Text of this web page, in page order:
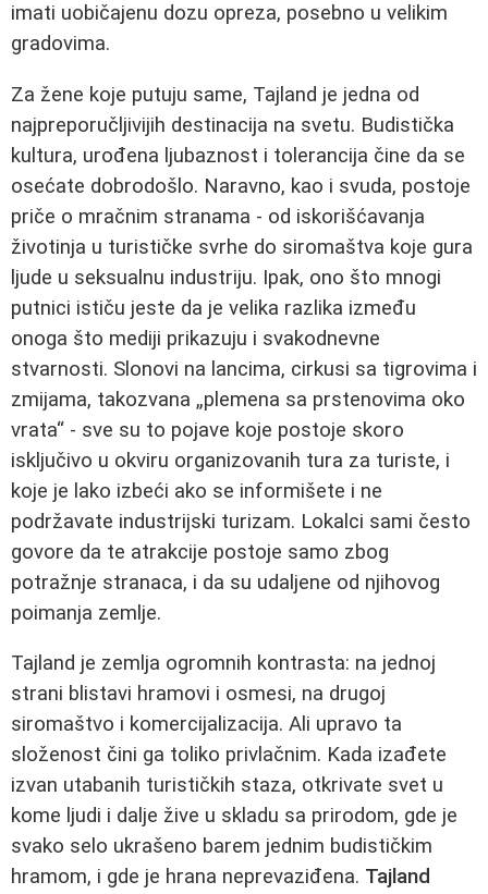
imati uobičajenu dozu opreza, posebno u velikim
gradovima.
Za žene koje putuju same, Tajland je jedna od
najpreporučljivijih destinacija na svetu. Budistička
kultura, urođena ljubaznost i tolerancija čine da se
osećate dobrodošlo. Naravno, kao i svuda, postoje
priče o mračnim stranama - od iskorišćavanja
životinja u turističke svrhe do siromaštva koje gura
ljude u seksualnu industriju. Ipak, ono što mnogi
putnici ističu jeste da je velika razlika između
onoga što mediji prikazuju i svakodnevne
stvarnosti. Slonovi na lancima, cirkusi sa tigrovima i
zmijama, takozvana „plemena sa prstenovima oko
vrata“ - sve su to pojave koje postoje skoro
isključivo u okviru organizovanih tura za turiste, i
koje je lako izbeći ako se informišete i ne
podržavate industrijski turizam. Lokalci sami često
govore da te atrakcije postoje samo zbog
potražnje stranaca, i da su udaljene od njihovog
poimanja zemlje.
Tajland je zemlja ogromnih kontrasta: na jednoj
strani blistavi hramovi i osmesi, na drugoj
siromaštvo i komercijalizacija. Ali upravo ta
složenost čini ga toliko privlačnim. Kada izađete
izvan utabanih turističkih staza, otkrivate svet u
kome ljudi i dalje žive u skladu sa prirodom, gde je
svako selo ukrašeno barem jednim budističkim
hramom, i gde je hrana neprevaziđena. Tajland